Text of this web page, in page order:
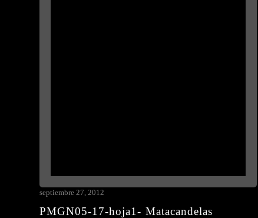
PMGN05-17-hoja1- Matacandelas
septiembre 27, 2012